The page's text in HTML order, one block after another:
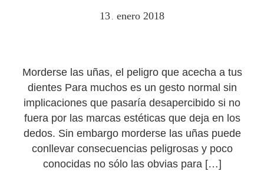
13 . enero 2018
Morderse las uñas, el peligro que acecha a tus
dientes Para muchos es un gesto normal sin
implicaciones que pasaría desapercibido si no
fuera por las marcas estéticas que deja en los
dedos. Sin embargo morderse las uñas puede
conllevar consecuencias peligrosas y poco
conocidas no sólo las obvias para […]